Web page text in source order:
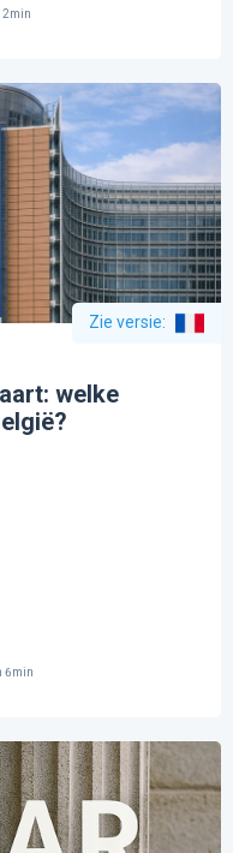
2min
Zie versie:
welke
6min